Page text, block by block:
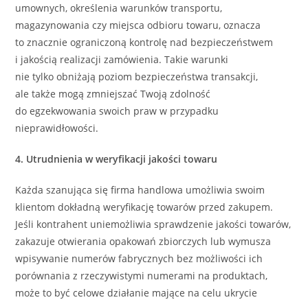
umownych, określenia warunków transportu,
magazynowania czy miejsca odbioru towaru, oznacza
to znacznie ograniczoną kontrolę nad bezpieczeństwem
i jakością realizacji zamówienia. Takie warunki
nie tylko obniżają poziom bezpieczeństwa transakcji,
ale także mogą zmniejszać Twoją zdolność
do egzekwowania swoich praw w przypadku
nieprawidłowości.
4. Utrudnienia w weryfikacji jakości towaru
Każda szanująca się firma handlowa umożliwia swoim
klientom dokładną weryfikację towarów przed zakupem.
Jeśli kontrahent uniemożliwia sprawdzenie jakości towarów,
zakazuje otwierania opakowań zbiorczych lub wymusza
wpisywanie numerów fabrycznych bez możliwości ich
porównania z rzeczywistymi numerami na produktach,
może to być celowe działanie mające na celu ukrycie